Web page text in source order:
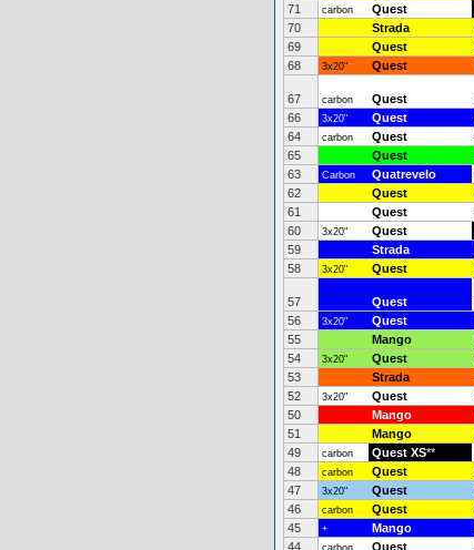
71
carbon Quest
70
Strada
69
Quest
68
3x20" Quest
67 carbon Quest
66
3x20" Quest
64
carbon Quest
65
Quest
63
Carbon Quatrevelo
62
Quest
61
Quest
60
3x20" Quest
59
Strada
58
3x20" Quest
57 Quest
56
3x20" Quest
55
Mango
54
3x20" Quest
53
Strada
52
3x20" Quest
50
Mango
51
Mango
49
carbon Quest XS**
48
carbon Quest
47
3x20" Quest
46
carbon Quest
45
+ Mango
44
carbon Quest